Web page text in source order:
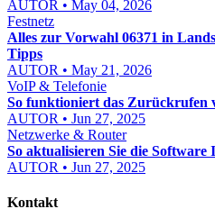
AUTOR • May 04, 2026
Festnetz
Alles zur Vorwahl 06371 in
Tipps
AUTOR • May 21, 2026
VoIP & Telefonie
So funktioniert das Zurückrufen
AUTOR • Jun 27, 2025
Netzwerke & Router
So aktualisieren Sie die
AUTOR • Jun 27, 2025
Kontakt